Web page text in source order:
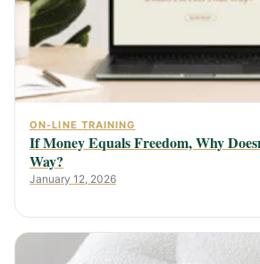
ON-LINE TRAINING
If Money Equals Freedom, Why
Way?
January 12, 2026